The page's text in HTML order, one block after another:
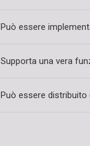
Può essere
Supporta una vera
Può essere